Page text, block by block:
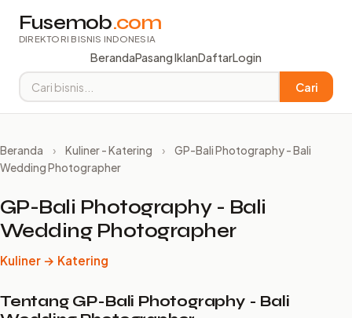
Fusemob.com
DIREKTORI BISNIS INDONESIA
BerandaPasang IklanDaftarLogin
Cari
Beranda › Kuliner - Katering ›
GP-Bali Photography - Bali
Wedding Photographer
GP-Bali Photography - Bali
Wedding Photographer
Kuliner → Katering
Tentang GP-Bali Photography - Bali